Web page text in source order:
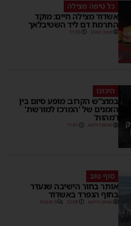
כל טיפה מצילה
אשדוד מצילה חיים: מוקד
התרמת דם ליד השטיבלאך
משה קאהן 11:05
היכונו
במוצ”ש הקרוב: מופע סיום בין
הזמנים של 'המרכז למורשת'
ו'מהות'
מנחם דויטש 11:01
סוף טוב
אותר בחור הישיבה שנעדר
בחוף הנפרד באשדוד
מנחם דויטש 22:08 3 תגובות